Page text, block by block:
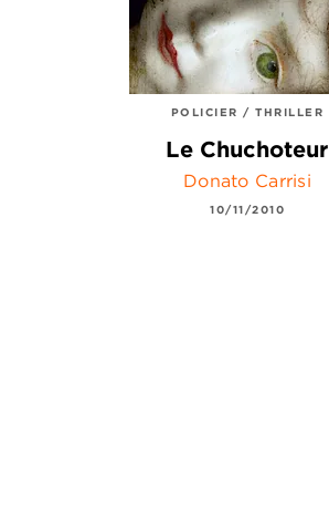
POLICIER / THRILLER
Le Chuchoteur
Donato Carrisi
10/11/2010